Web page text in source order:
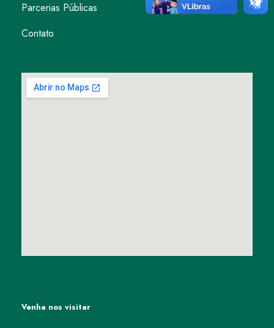
Parcerias Públicas
Contato
Venha nos visitar